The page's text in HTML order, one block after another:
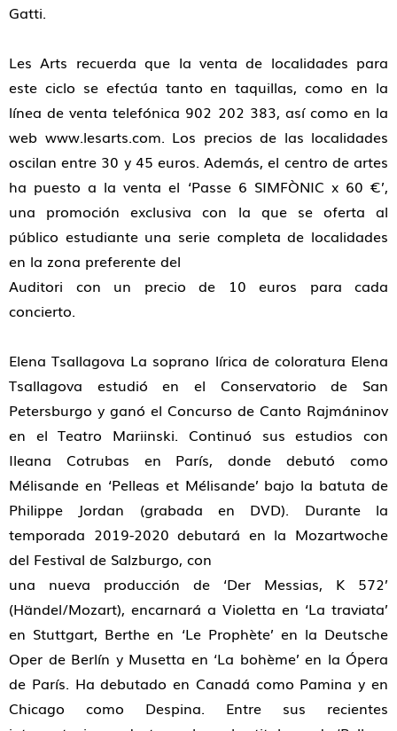
Gatti.
Les Arts recuerda que la venta de localidades para
este ciclo se efectúa tanto en taquillas, como en la
línea de venta telefónica 902 202 383, así como en la
web www.lesarts.com. Los precios de las localidades
oscilan entre 30 y 45 euros. Además, el centro de artes
ha puesto a la venta el ‘Passe 6 SIMFÒNIC x 60 €’,
una promoción exclusiva con la que se oferta al
público estudiante una serie completa de localidades
en la zona preferente del
Auditori con un precio de 10 euros para cada
concierto.
Elena Tsallagova La soprano lírica de coloratura Elena
Tsallagova estudió en el Conservatorio de San
Petersburgo y ganó el Concurso de Canto Rajmáninov
en el Teatro Mariinski. Continuó sus estudios con
Ileana Cotrubas en París, donde debutó como
Mélisande en ‘Pelleas et Mélisande’ bajo la batuta de
Philippe Jordan (grabada en DVD). Durante la
temporada 2019-2020 debutará en la Mozartwoche
del Festival de Salzburgo, con
una nueva producción de ‘Der Messias, K 572’
(Händel/Mozart), encarnará a Violetta en ‘La traviata’
en Stuttgart, Berthe en ‘Le Prophète’ en la Deutsche
Oper de Berlín y Musetta en ‘La bohème’ en la Ópera
de París. Ha debutado en Canadá como Pamina y en
Chicago como Despina. Entre sus recientes